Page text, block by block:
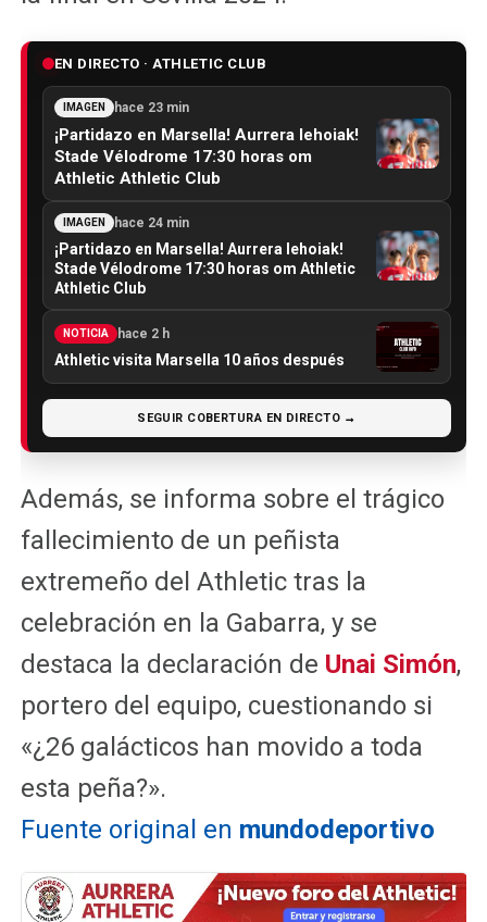
EN DIRECTO · ATHLETIC CLUB
IMAGEN hace 23 min
¡Partidazo en Marsella! Aurrera lehoiak!
Stade Vélodrome 17:30 horas om
Athletic Athletic Club
IMAGEN hace 24 min
¡Partidazo en Marsella! Aurrera lehoiak!
Stade Vélodrome 17:30 horas om Athletic
Athletic Club
NOTICIA hace 2 h
Athletic visita Marsella 10 años después
SEGUIR COBERTURA EN DIRECTO →
Además, se informa sobre el trágico
fallecimiento de un peñista
extremeño del Athletic tras la
celebración en la Gabarra, y se
destaca la declaración de Unai Simón,
portero del equipo, cuestionando si
«¿26 galácticos han movido a toda
esta peña?».
Fuente original en mundodeportivo